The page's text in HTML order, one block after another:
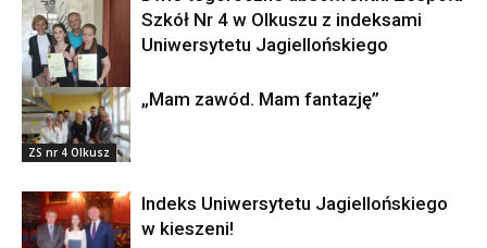
ZS nr 4 Olkusz
Szkół Nr 4 w Olkuszu z indeksami
Uniwersytetu Jagiellońskiego
ZS nr 4 Olkusz
„Mam zawód. Mam fantazję”
Indeks Uniwersytetu Jagiellońskiego
w kieszeni!